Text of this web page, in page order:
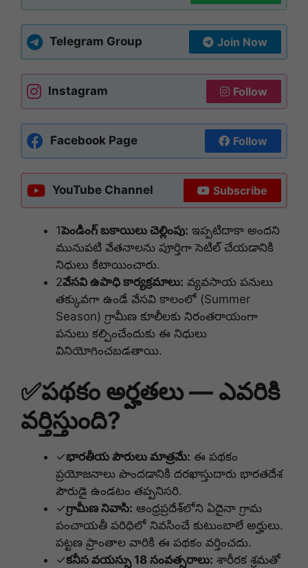
Telegram Group Join Now
Instagram Follow
Facebook Page Follow
YouTube Channel Subscribe
1పెండింగ్ బకాయిలు చెల్లింపు: ఇప్పటిదాకా అందని
మునుపటి వేతనాలను పూర్తిగా సెటిల్ చేయడానికి
నిధులు కేటాయించారు.
2వేసవి ఉపాధి కార్యక్రమాలు: వ్యవసాయ పనులు
తక్కువగా ఉండే వేసవి కాలంలో (Summer
Season) గ్రామీణ కూలీలకు నిరంతరాయంగా
పనులు కల్పించేందుకు ఈ నిధులు
వినియోగించబడతాయి.
✅పథకం అర్హతలు — ఎవరికి
వర్తిస్తుంది?
✓భారతీయ పౌరులు మాత్రమే: ఈ పథకం
ప్రయోజనాలు పొందడానికి దరఖాస్తుదారు భారతదేశ
పౌరుడై ఉండటం తప్పనిసరి.
✓గ్రామీణ నివాసి: ఆంధ్రప్రదేశ్‌లోని ఏదైనా గ్రామ
పంచాయతీ పరిధిలో నివసించే కుటుంబాలే అర్హులు.
పట్టణ ప్రాంతాల వారికి ఈ పథకం వర్తించదు.
✓కనీస వయస్సు 18 సంవత్సరాలు: శారీరక శ్రమతో